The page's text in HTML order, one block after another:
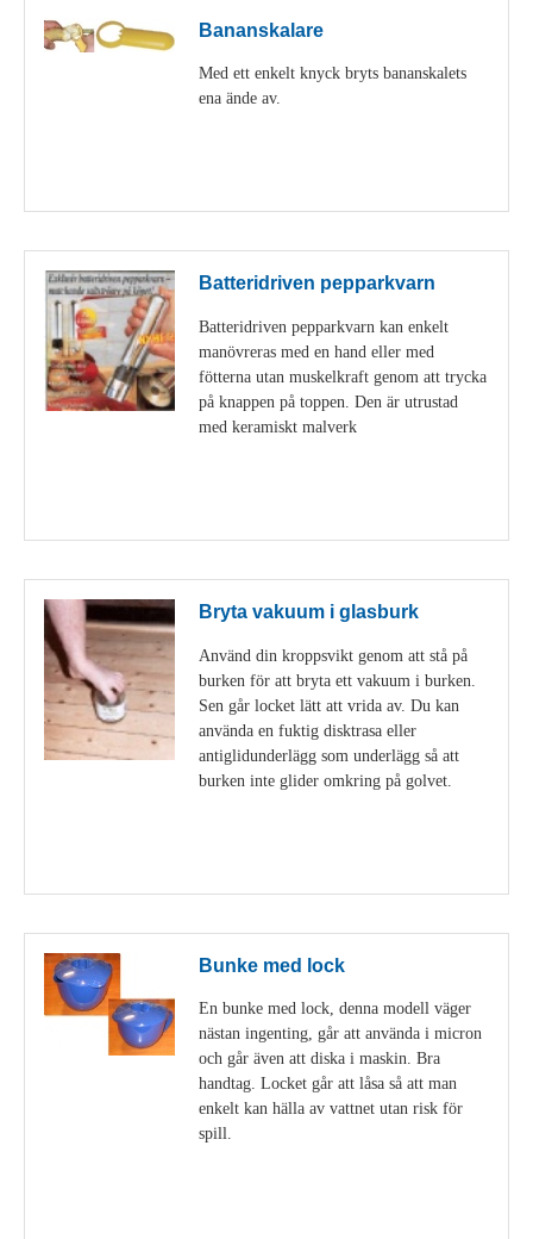
Bananskalare
Med ett enkelt knyck bryts bananskalets
ena ände av.
Batteridriven pepparkvarn
Batteridriven pepparkvarn kan enkelt
manövreras med en hand eller med
fötterna utan muskelkraft genom att trycka
på knappen på toppen. Den är utrustad
med keramiskt malverk
Bryta vakuum i glasburk
Använd din kroppsvikt genom att stå på
burken för att bryta ett vakuum i burken.
Sen går locket lätt att vrida av. Du kan
använda en fuktig disktrasa eller
antiglidunderlägg som underlägg så att
burken inte glider omkring på golvet.
Bunke med lock
En bunke med lock, denna modell väger
nästan ingenting, går att använda i micron
och går även att diska i maskin. Bra
handtag. Locket går att låsa så att man
enkelt kan hälla av vattnet utan risk för
spill.